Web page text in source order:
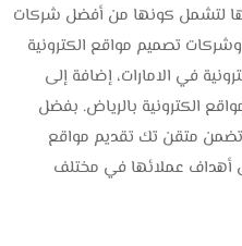
لتشمل كونها من أفضل شركات
تصميم مواقع الكترونية
في الامارات، إضافة إلى
الكترونية بالرياض. بفضل
تضمن متقن تك تقديم مواقع
أهداف عملائها في مختلف